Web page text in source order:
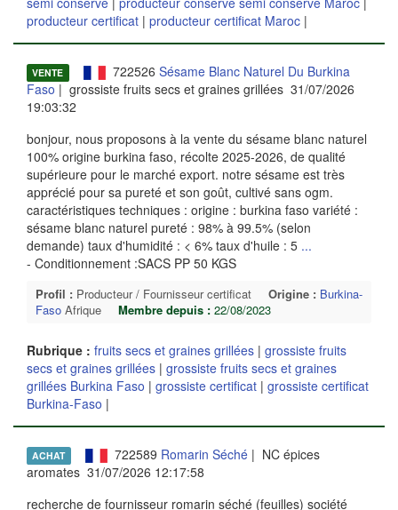
producteur certificat | producteur certificat Maroc |
VENTE 722526 Sésame Blanc Naturel Du Burkina
Faso | grossiste fruits secs et graines grillées 31/07/2026
19:03:32
bonjour, nous proposons à la vente du sésame blanc naturel
100% origine burkina faso, récolte 2025-2026, de qualité
supérieure pour le marché export. notre sésame est très
apprécié pour sa pureté et son goût, cultivé sans ogm.
caractéristiques techniques : origine : burkina faso variété :
sésame blanc naturel pureté : 98% à 99.5% (selon
demande) taux d'humidité : < 6% taux d'huile : 5 ...
- Conditionnement :SACS PP 50 KGS
Profil : Producteur / Fournisseur certificat Origine : Burkina-
Faso Afrique Membre depuis : 22/08/2023
Rubrique : fruits secs et graines grillées | grossiste fruits
secs et graines grillées | grossiste fruits secs et graines
grillées Burkina Faso | grossiste certificat | grossiste certificat
Burkina-Faso |
ACHAT 722589 Romarin Séché| NC épices
aromates 31/07/2026 12:17:58
recherche de fournisseur romarin séché (feuilles) société